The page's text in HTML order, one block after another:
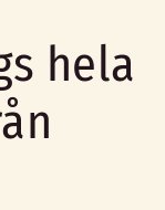
hela